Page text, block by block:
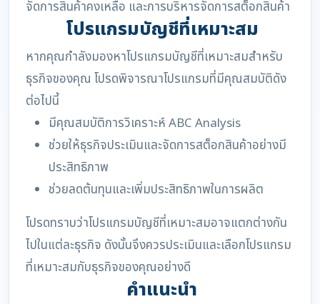
จัดการสินค้าคงเหลือ และการบริหารจัดการสต็อกสินค้า
โปรแกรมบัญชีที่เหมาะสม
หากคุณกำลังมองหาโปรแกรมบัญชีที่เหมาะสมสำหรับ
ธุรกิจของคุณ โปรดพิจารณาโปรแกรมที่มีคุณสมบัติดัง
ต่อไปนี้
มีคุณสมบัติการวิเคราะห์ ABC Analysis
ช่วยให้ธุรกิจประเมินและจัดการสต็อกสินค้าอย่างมี
ประสิทธิภาพ
ช่วยลดต้นทุนและเพิ่มประสิทธิภาพในการผลิต
โปรดทราบว่าโปรแกรมบัญชีที่เหมาะสมอาจแตกต่างกัน
ไปในแต่ละธุรกิจ ดังนั้นจึงควรประเมินและเลือกโปรแกรม
ที่เหมาะสมกับธุรกิจของคุณอย่างดี
คำแนะนำ